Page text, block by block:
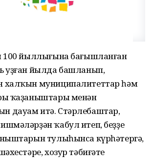
100 йыллығына бағышланған
уҙған йылда башланып,
халҡын муниципалитеттар һәм
ҡаҙаныштары менән
дауам итә. Стәрлебаштар,
ҡабул итеп, беҙҙең
тулыһынса күрһәтергә,
хозур тәбиғәте